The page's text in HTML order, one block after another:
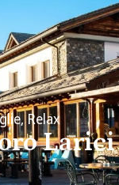
Relax